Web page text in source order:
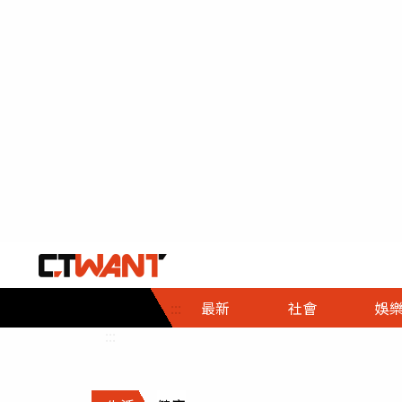
::: 最新 社會
社會首頁
時事
調查
娛樂
娛樂首頁
即時
財經首頁
熱線
政